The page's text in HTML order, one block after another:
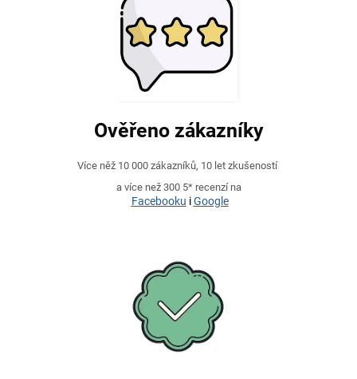
Ověřeno zákazníky
Více něž 10 000 zákazníků, 10 let zkušeností
a více než 300 5* recenzí na
Facebooku iGoogle